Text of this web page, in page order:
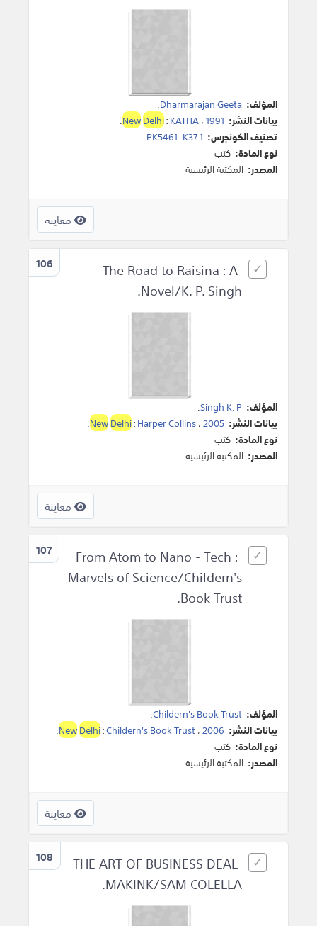
المؤلف: Dharmarajan Geeta
.
بيانات النشر:
NewDelhi:KATHA،1991
.
تصنيف الكونجرس: PK5461 .K37 1
نوع المادة: كتب
المصدر: المكتبة الرئيسية
معاينة
106
The Road to Raisina : A
Novel/K. P. Singh.
المؤلف: Singh K. P
.
بيانات النشر:
NewDelhi:Harper Collins،2005
.
نوع المادة: كتب
المصدر: المكتبة الرئيسية
معاينة
107
From Atom to Nano - Tech :
Marvels of Science/Childern's
Book Trust.
المؤلف: Childern's Book Trust
.
بيانات النشر:
NewDelhi:Childern's Book Trust،2006
.
نوع المادة: كتب
المصدر: المكتبة الرئيسية
معاينة
108
THE ART OF BUSINESS DEAL
MAKINK/SAM COLELLA.